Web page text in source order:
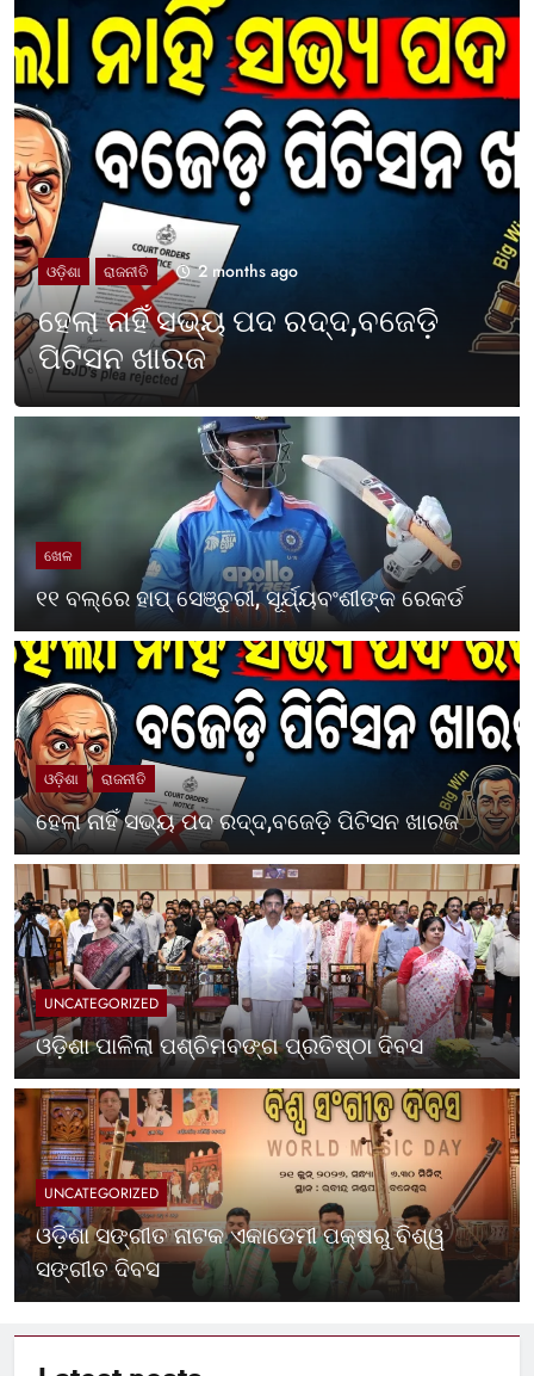
UNCATEGORIZED 2 months ago
ଓଡ଼ିଶା ପାଳିଲା ପଶ୍ଚିମବଙ୍ଗ
ପ୍ରତିଷ୍ଠା ଦିବସ
ଖେଳ
୧୧ ବଲ୍‌ରେ ହାପ୍ ସେଞ୍ଚୁରୀ, ସୂର୍ଯ୍ୟବଂଶୀଙ୍କ ରେକର୍ଡ
ଓଡ଼ିଶା ରାଜନୀତି
ହେଲା ନାହିଁ ସଭ୍ୟ ପଦ ରଦ୍ଦ,ବଜେଡ଼ି ପିଟିସନ ଖାରଜ
UNCATEGORIZED
ଓଡ଼ିଶା ପାଳିଲା ପଶ୍ଚିମବଙ୍ଗ ପ୍ରତିଷ୍ଠା ଦିବସ
UNCATEGORIZED
ଓଡ଼ିଶା ସଙ୍ଗୀତ ନାଟକ ଏକାଡେମୀ ପକ୍ଷରୁ ବିଶ୍ୱ
ସଙ୍ଗୀତ ଦିବସ